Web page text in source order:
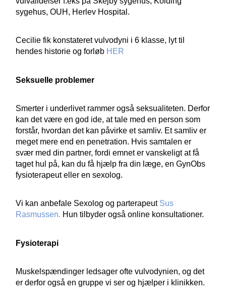
sygehus, OUH, Herlev Hospital.
Cecilie fik konstateret vulvodyni i 6 klasse, lyt til
hendes historie og forløb HER
Seksuelle problemer
Smerter i underlivet rammer også seksualiteten. Derfor
kan det være en god ide, at tale med en person som
forstår, hvordan det kan påvirke et samliv. Et samliv er
meget mere end en penetration. Hvis samtalen er
svær med din partner, fordi emnet er vanskeligt at få
taget hul på, kan du få hjælp fra din læge, en GynObs
fysioterapeut eller en sexolog.
Vi kan anbefale Sexolog og parterapeut Sus
Rasmussen. Hun tilbyder også online konsultationer.
Fysioterapi
Muskelspændinger ledsager ofte vulvodynien, og det
er derfor også en gruppe vi ser og hjælper i klinikken.